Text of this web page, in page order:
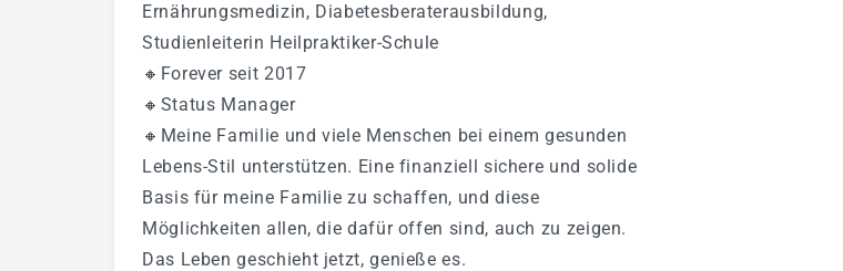
Ernährungsmedizin, Diabetesberaterausbildung,
Studienleiterin Heilpraktiker-Schule
🔸Forever seit 2017
🔸Status Manager
🔸Meine Familie und viele Menschen bei einem gesunden
Lebens-Stil unterstützen. Eine finanziell sichere und solide
Basis für meine Familie zu schaffen, und diese
Möglichkeiten allen, die dafür offen sind, auch zu zeigen.
Das Leben geschieht jetzt, genieße es.